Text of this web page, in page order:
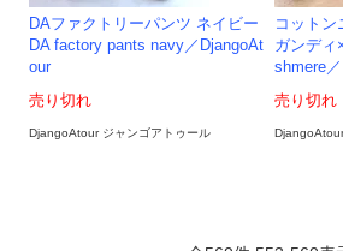
DAファクトリーパンツ ネイビー
DA factory pants navy／DjangoAt
our
売り切れ
DjangoAtour ジャンゴアトゥール
コット
ガンディ
shmere
売り切れ